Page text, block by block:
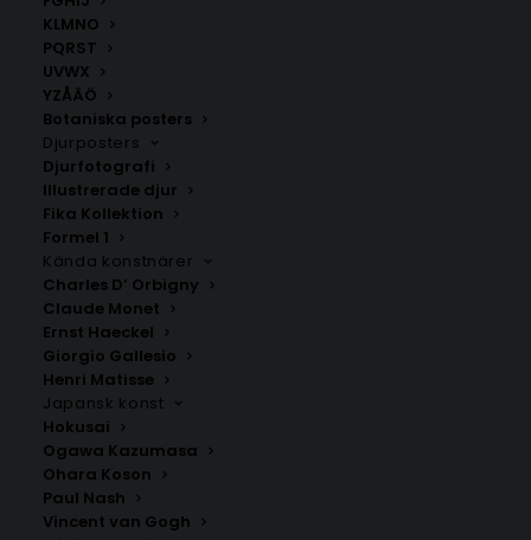
KLMNO
PQRST
UVWX
YZÅÄÖ
Botaniska posters
Djurposters
Djurfotografi
Illustrerade djur
Fika Kollektion
Formel 1
Kända konstnärer
Charles D’ Orbigny
Claude Monet
Ernst Haeckel
Giorgio Gallesio
Henri Matisse
Japansk konst
Hokusai
Ogawa Kazumasa
Ohara Koson
Paul Nash
Vincent van Gogh
Arlöv
Fr. 200.00